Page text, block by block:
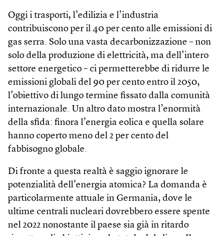
Oggi i trasporti, l’edilizia e l’industria
contribuiscono per il 40 per cento alle emissioni di
gas serra. Solo una vasta decarbonizzazione – non
solo della produzione di elettricità, ma dell’intero
settore energetico – ci permetterebbe di ridurre le
emissioni globali del 90 per cento entro il 2050,
l’obiettivo di lungo termine fissato dalla comunità
internazionale. Un altro dato mostra l’enormità
della sfida: finora l’energia eolica e quella solare
hanno coperto meno del 2 per cento del
fabbisogno globale.
Di fronte a questa realtà è saggio ignorare le
potenzialità dell’energia atomica? La domanda è
particolarmente attuale in Germania, dove le
ultime centrali nucleari dovrebbero essere spente
nel 2022 nonostante il paese sia già in ritardo